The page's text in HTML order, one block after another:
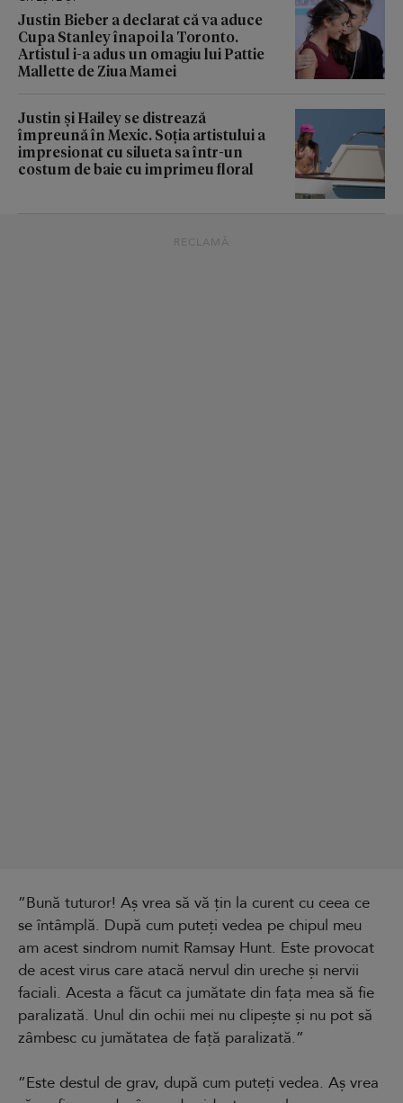
Justin Bieber a declarat că va aduce
Cupa Stanley înapoi la Toronto.
Artistul i-a adus un omagiu lui Pattie
Mallette de Ziua Mamei
Justin și Hailey se distrează
împreună în Mexic. Soția artistului a
impresionat cu silueta sa într-un
costum de baie cu imprimeu floral
RECLAMĂ
”Bună tuturor! Aș vrea să vă țin la curent cu ceea ce
se întâmplă. După cum puteți vedea pe chipul meu
am acest sindrom numit Ramsay Hunt. Este provocat
de acest virus care atacă nervul din ureche și nervii
faciali. Acesta a făcut ca jumătate din fața mea să fie
paralizată. Unul din ochii mei nu clipește și nu pot să
zâmbesc cu jumătatea de față paralizată.”
”Este destul de grav, după cum puteți vedea. Aș vrea